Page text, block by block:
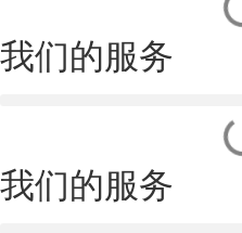
我们的服务
我们的服务